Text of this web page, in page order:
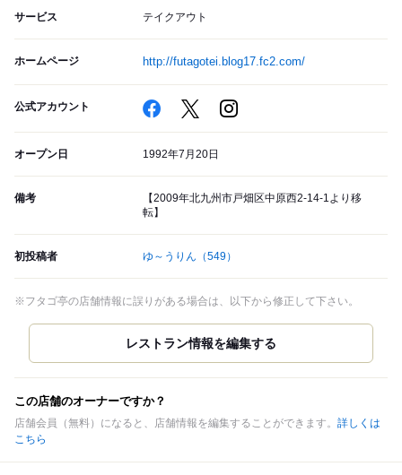
サービス テイクアウト
ホームページ http://futagotei.blog17.fc2.com/
公式アカウント
オープン日 1992年7月20日
備考
【2009年北九州市戸畑区中原西2-14-1より移
転】
初投稿者 ゆ～うりん （549）
※フタゴ亭の店舗情報に誤りがある場合は、以下から修正して下さい。
この店舗のオーナーですか？
店舗会員（無料）になると、店舗情報を編集することができます。 詳しくは
こちら